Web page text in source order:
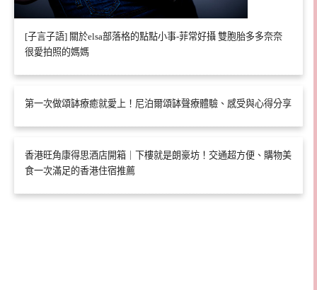
[子言子語] 關於elsa部落格的點點小事-菲常好攝 雙胞胎多多奈奈
很愛拍照的媽媽
第一次做頌缽療癒就愛上！尼泊爾頌缽聲療體驗、感受與心得分享
香港旺角康得思酒店開箱｜下樓就是朗豪坊！交通超方便、購物美
食一次滿足的香港住宿推薦